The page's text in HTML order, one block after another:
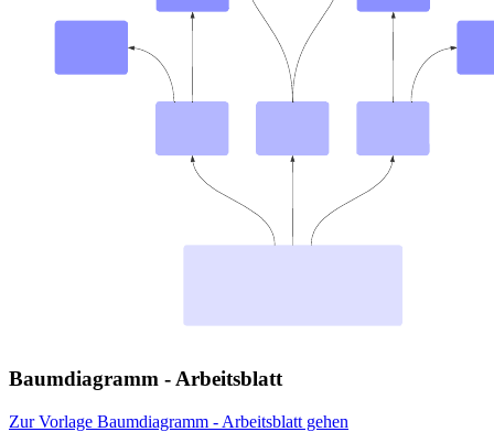
Baumdiagramm - Arbeitsblatt
Zur Vorlage Baumdiagramm - Arbeitsblatt gehen